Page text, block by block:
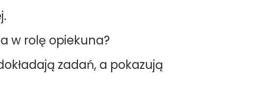
w rolę opiekuna?
zadań, a pokazują